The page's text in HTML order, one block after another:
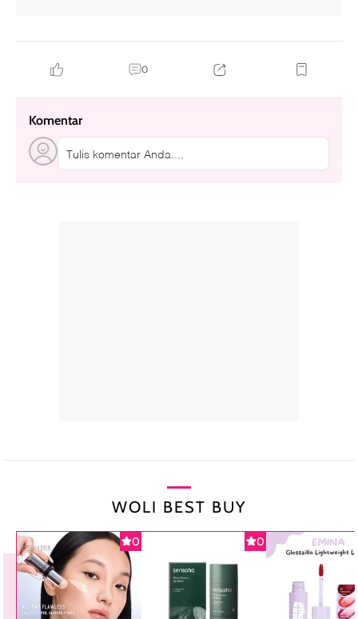
0
Komentar
Tulis komentar Anda....
WOLI BEST BUY
0 0